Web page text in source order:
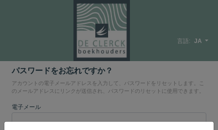
言語: JA
パスワードをお忘れですか？
アカウントの電子メールアドレスを入力して、パスワードをリセットします。こ
のメールアドレスにリンクが送信され、パスワードのリセットに使用できます。
電子メール